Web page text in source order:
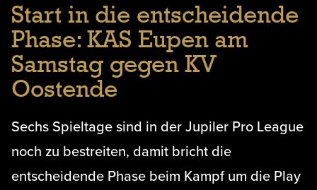
Start in die entscheidende
Phase: KAS Eupen am
Samstag gegen KV
Oostende
Sechs Spieltage sind in der Jupiler Pro League
noch zu bestreiten, damit bricht die
entscheidende Phase beim Kampf um die Play